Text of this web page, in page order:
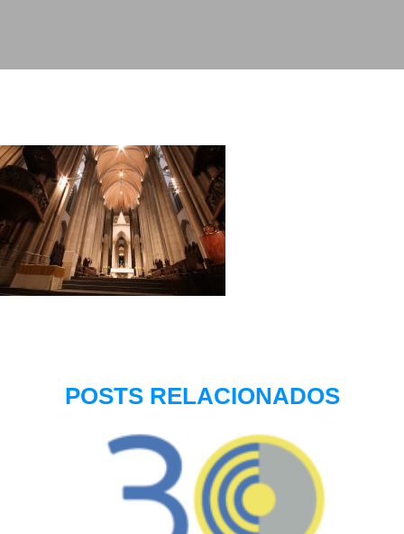
POSTS RELACIONADOS